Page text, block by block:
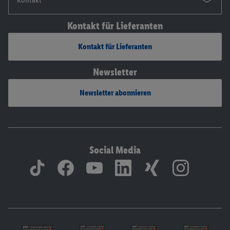
Kontakt für Lieferanten
Kontakt für Lieferanten
Newsletter
Newsletter abonnieren
Social Media